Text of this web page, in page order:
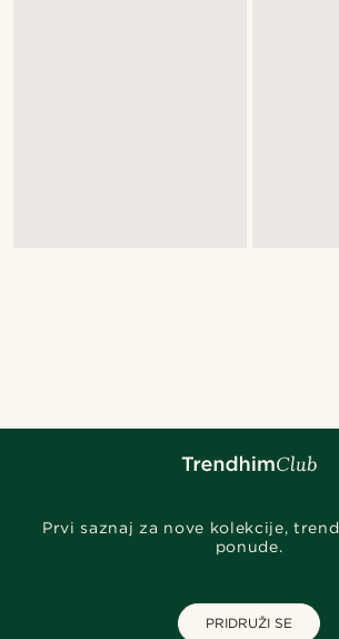
Prvi saznaj za nove kolekcije,
ponude.
PRIDRUŽI SE